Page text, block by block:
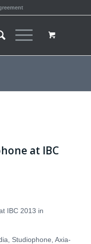
at IBC
IBC 2013 in
Studiophone, Axia-